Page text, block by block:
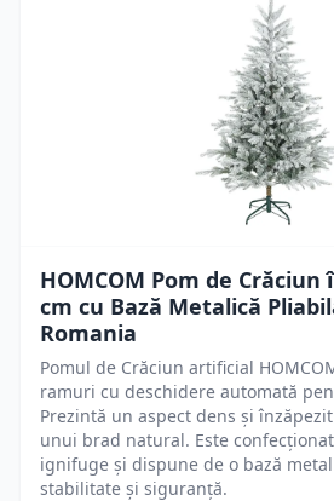
HOMCOM Pom de Crăciun
cm cu Bază Metalică
Romania
Pomul de Crăciun artificial
ramuri cu deschidere automată
Prezintă un aspect dens și
unui brad natural. Este
ignifuge și dispune de o bază
stabilitate și siguranță.